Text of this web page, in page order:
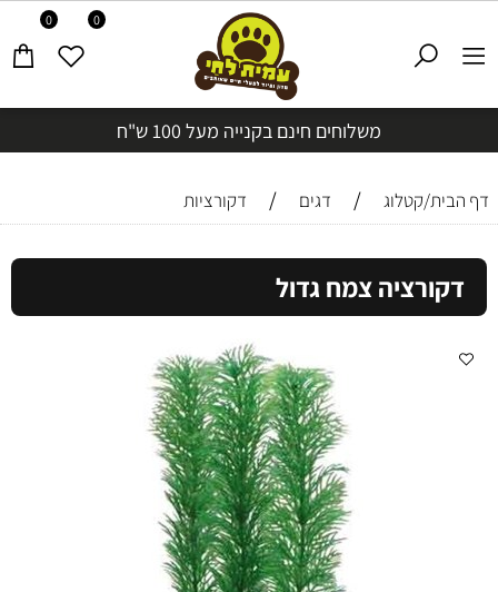
משלוחים חינם בקנייה מעל 100 ש"ח
0 0
דף הבית/קטלוג / דגים / דקורציות
דקורציה צמח גדול